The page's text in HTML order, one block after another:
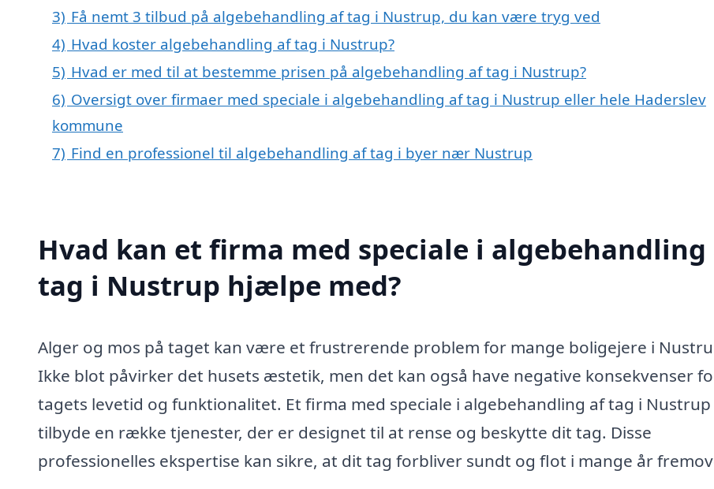
3) Få nemt 3 tilbud på algebehandling af tag i Nustrup, du kan være tryg ved
4) Hvad koster algebehandling af tag i Nustrup?
5) Hvad er med til at bestemme prisen på algebehandling af tag i Nustrup?
6) Oversigt over firmaer med speciale i algebehandling af tag i Nustrup eller hele Haderslev
kommune
7) Find en professionel til algebehandling af tag i byer nær Nustrup
Hvad kan et firma med speciale i algebehandling
tag i Nustrup hjælpe med?
Alger og mos på taget kan være et frustrerende problem for mange boligejere i
Ikke blot påvirker det husets æstetik, men det kan også have negative konsekvenser
tagets levetid og funktionalitet. Et firma med speciale i algebehandling af tag i Nustrup
tilbyde en række tjenester, der er designet til at rense og beskytte dit tag. Disse
professionelles ekspertise kan sikre, at dit tag forbliver sundt og flot i mange år